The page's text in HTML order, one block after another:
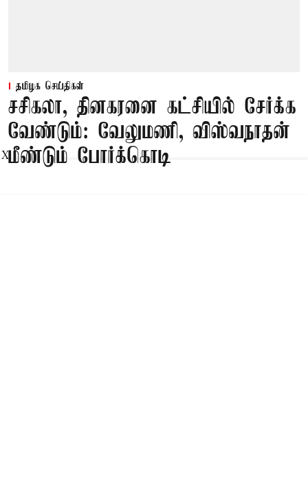
தமிழக செய்திகள்
சசிகலா, தினகரனை கட்சியில் சேர்க்க
வேண்டும்: வேலுமணி, விஸ்வநாதன்
மீண்டும் போர்க்கொடி
X